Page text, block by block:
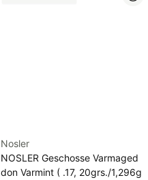
Nosler
NOSLER Geschosse Varmaged
don Varmint ( .17, 20grs./1,296g